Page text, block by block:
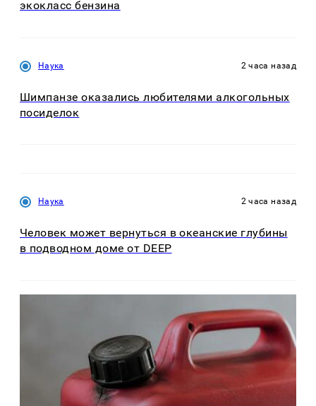
экокласс бензина
Наука 2 часа назад
Шимпанзе оказались любителями алкогольных
посиделок
Наука 2 часа назад
Человек может вернуться в океанские глубины
в подводном доме от DEEP